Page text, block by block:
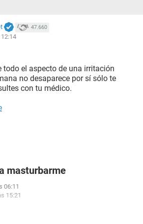
47.660
todo el aspecto de una irritación
no desaparece por sí sólo te
con tu médico.
masturbarme
06:11
15:21